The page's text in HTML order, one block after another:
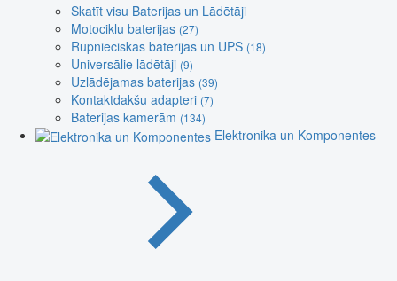
Skatīt visu Baterijas un Lādētāji
Motociklu baterijas (27)
Rūpnieciskās baterijas un UPS (18)
Universālie lādētāji (9)
Uzlādējamas baterijas (39)
Kontaktdakšu adapteri (7)
Baterijas kamerām (134)
Elektronika un Komponentes